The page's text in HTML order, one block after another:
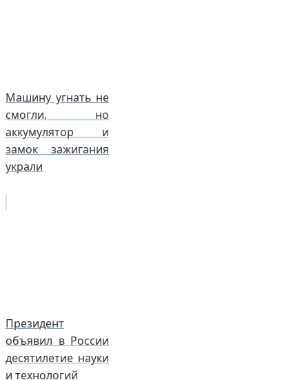
Машину угнать не
смогли, но
аккумулятор и
замок зажигания
украли
Президент
объявил в России
десятилетие науки
и технологий